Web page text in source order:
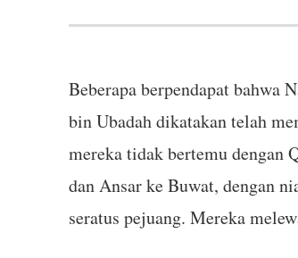
Beberapa berpendapat bahwa
bin Ubadah dikatakan telah
mereka tidak bertemu dengan
dan Ansar ke Buwat, dengan
seratus pejuang. Mereka